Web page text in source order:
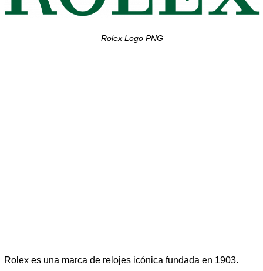
Rolex Logo PNG
Rolex es una marca de relojes icónica fundada en 1903.